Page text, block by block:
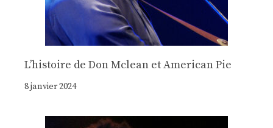
Lʼhistoire de Don Mclean et American Pie
8 janvier 2024